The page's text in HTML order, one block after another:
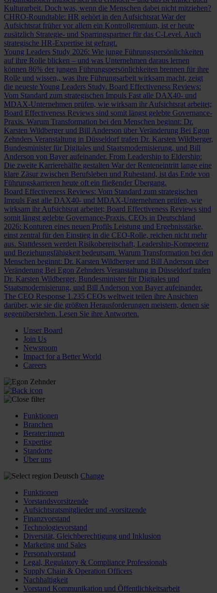
Kulturarbeit. Doch was, wenn die Menschen dabei nicht mitziehen?
CHRO-Roundtable: HR gehört in den Aufsichtsrat War der
Aufsichtsrat früher vor allem ein Kontrollgremium, ist er heute
zusätzlich Strategie- und Sparringspartner für das C-Level. Auch
strategische HR-Expertise ist gefragt.
Young Leaders Study 2026: Wie junge Führungspersönlichkeiten
auf ihre Rolle blicken – und was Unternehmen daraus lernen
können 86% der jungen Führungspersönlichkeiten brennen für ihre
Rolle und wissen,, was ihre Führungsarbeit wirksam macht, zeigt
die neueste Young Leaders Study. Board Effectiveness Reviews:
Vom Standard zum strategischen Impuls Fast alle DAX40- und
MDAX-Unternehmen prüfen, wie wirksam ihr Aufsichtsrat arbeitet;
Board Effectiveness Reviews sind somit längst gelebte Governance-
Praxis. Warum Transformation bei den Menschen beginnt: Dr.
Karsten Wildberger und Bill Anderson über Veränderung Bei Egon
Zehnders Veranstaltung in Düsseldorf trafen Dr. Karsten Wildberger,
Bundesminister für Digitales und Staatsmodernisierung, und Bill
Anderson von Bayer aufeinander. From Leadership to Eldership:
Die zweite Karrierehälfte gestalten War der Renteneintritt lange eine
klare Zäsur zwischen Berufsleben und Ruhestand, ist das Ende von
Führungskarrieren heute oft ein fließender Übergang.
Board Effectiveness Reviews: Vom Standard zum strategischen
Impuls Fast alle DAX40- und MDAX-Unternehmen prüfen, wie
wirksam ihr Aufsichtsrat arbeitet; Board Effectiveness Reviews sind
somit längst gelebte Governance-Praxis. CEOs in Deutschland
2026: Konturen eines neuen Profils Leistung und Ergebnisstärke,
einst zentral für den Einstieg in die CEO-Rolle, reichen nicht mehr
aus. Stattdessen werden Risikobereitschaft, Leadership-Kompetenz
und Beziehungsfähigkeit bedeutsam. Warum Transformation bei den
Menschen beginnt: Dr. Karsten Wildberger und Bill Anderson über
Veränderung Bei Egon Zehnders Veranstaltung in Düsseldorf trafen
Dr. Karsten Wildberger, Bundesminister für Digitales und
Staatsmodernisierung, und Bill Anderson von Bayer aufeinander.
The CEO Response 1.235 CEOs weltweit teilen ihre Ansichten
darüber, wie sie die größten Herausforderungen meistern, denen sie
gegenüberstehen. Lesen Sie ihre Antworten.
Unser Board
Join Us
Newsroom
Impact for a Better World
Careers
Funktionen
Branchen
Berater:innen
Expertise
Standorte
Über uns
Deutsch Change
Funktionen
Vorstandsvorsitzende
Aufsichtsratsmitglieder und -vorsitzende
Finanzvorstand
Technologievorstand
Diversität, Gleichberechtigung und Inklusion
Marketing und Sales
Personalvorstand
Legal, Regulatory & Compliance Professionals
Supply Chain & Operation Officers
Nachhaltigkeit
Vorstand Kommunikation und Öffentlichkeitsarbeit